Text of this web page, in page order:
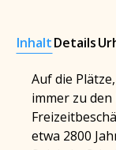
InhaltDetails
Auf die
immer zu
etwa 2800